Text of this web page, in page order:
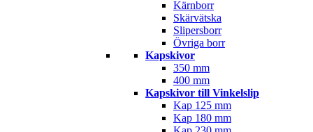
Kärnborr
Skärvätska
Slipersborr
Övriga borr
Kapskivor
350 mm
400 mm
Kapskivor till Vinkelslip
Kap 125 mm
Kap 180 mm